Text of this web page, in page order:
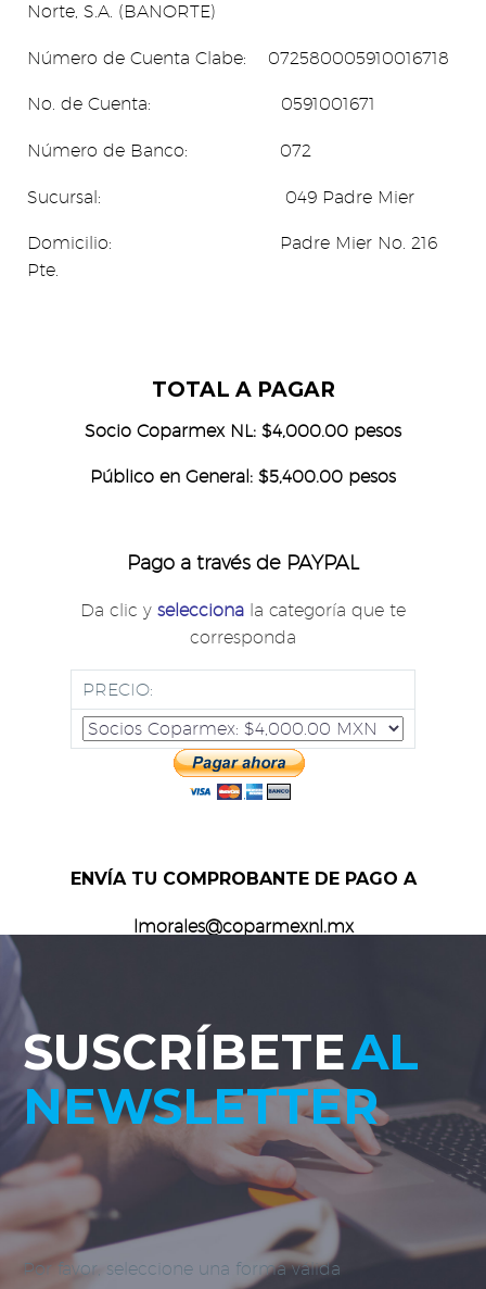
Norte, S.A. (BANORTE)
Número de Cuenta Clabe: 072580005910016718
No. de Cuenta: 0591001671
Número de Banco: 072
Sucursal: 049 Padre Mier
Domicilio: Padre Mier No. 216
Pte.
TOTAL A PAGAR
Socio Coparmex NL: $4,000.00 pesos
Público en General: $5,400.00 pesos
Pago a través de PAYPAL
Da clic y selecciona la categoría que te
corresponda
PRECIO:
ENVÍA TU COMPROBANTE DE PAGO A
lmorales@coparmexnl.mx
SUSCRÍBETEAL
NEWSLETTER
Por favor, seleccione una forma válida